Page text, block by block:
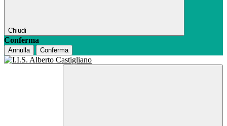
Chiudi
Conferma
Annulla Conferma